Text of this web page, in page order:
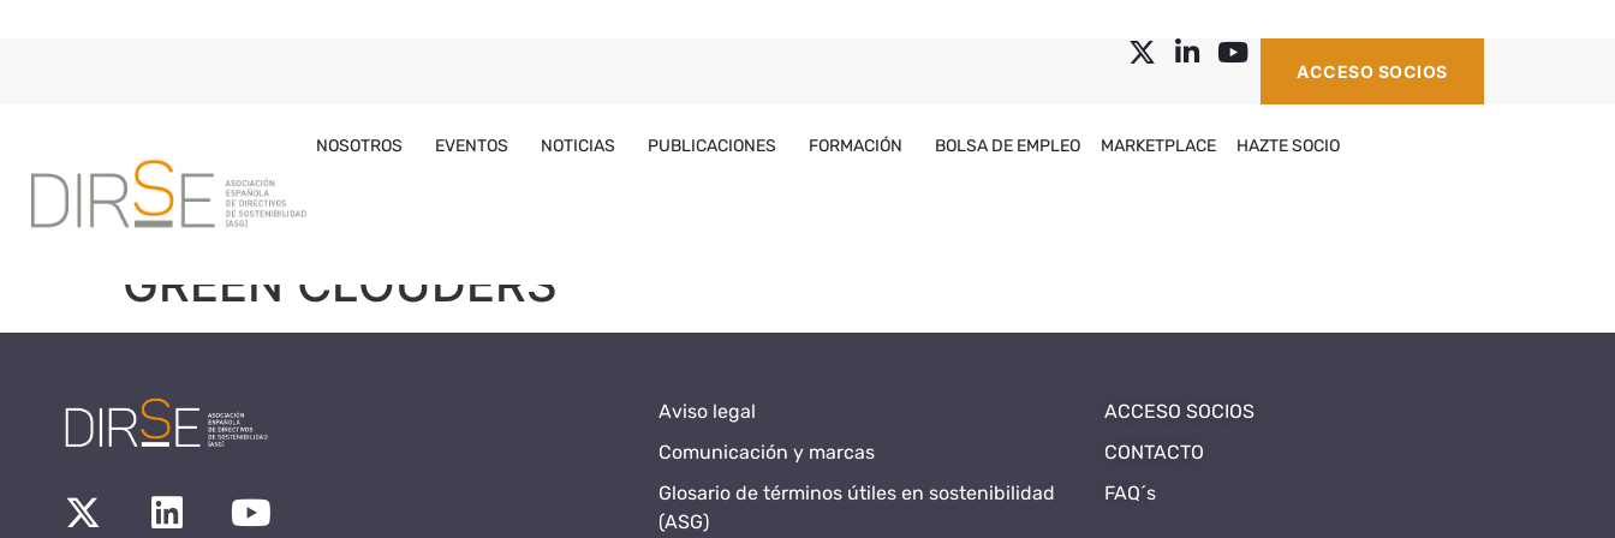
ACCESO SOCIOS
NOSOTROS EVENTOS NOTICIAS PUBLICACIONES FORMACIÓN BOLSA DE EMPLEO MARKETPLACE HAZTE SOCIO
GREEN CLOUDERS
Aviso legal
Comunicación y marcas
Glosario de términos útiles en sostenibilidad
(ASG)
ACCESO SOCIOS
CONTACTO
FAQ´s